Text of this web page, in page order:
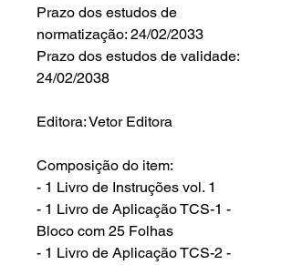
Prazo dos estudos de
normatização: 24/02/2033
Prazo dos estudos de validade:
24/02/2038
Editora: Vetor Editora
Composição do item:
- 1 Livro de Instruções vol. 1
- 1 Livro de Aplicação TCS-1 -
Bloco com 25 Folhas
- 1 Livro de Aplicação TCS-2 -